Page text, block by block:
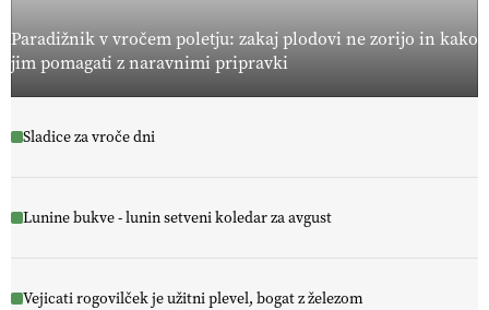
Paradižnik v vročem poletju: zakaj plodovi ne zorijo in kako
jim pomagati z naravnimi pripravki
Sladice za vroče dni
Lunine bukve - lunin setveni koledar za avgust
Vejicati rogovilček je užitni plevel, bogat z železom